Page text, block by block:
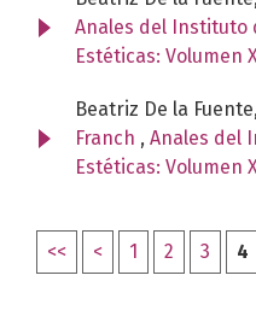
Anales del Instituto
Estéticas: Volumen
Beatriz De la Fuente,
Franch , Anales del
Estéticas: Volumen
<< < 1 2 3 4